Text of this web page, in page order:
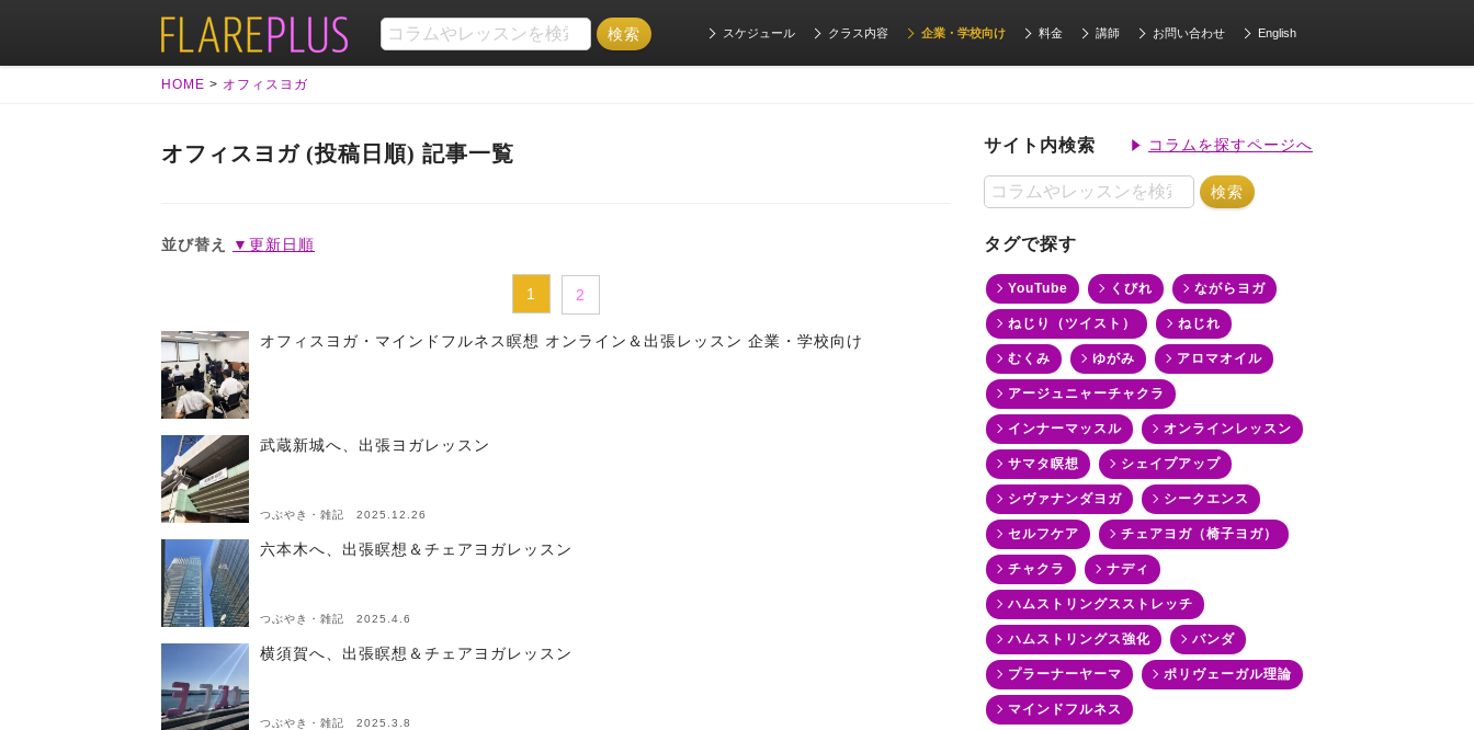
スケジュール クラス内容 企業・学校向け 料金 講師 お問い合わせ English
HOME > オフィスヨガ
オフィスヨガ (投稿日順) 記事一覧
並び替え ▼更新日順
1 2
オフィスヨガ・マインドフルネス瞑想 オンライン＆出張レッスン 企業・学校向け
武蔵新城へ、出張ヨガレッスン
つぶやき・雑記 2025.12.26
六本木へ、出張瞑想＆チェアヨガレッスン
つぶやき・雑記 2025.4.6
横須賀へ、出張瞑想＆チェアヨガレッスン
つぶやき・雑記 2025.3.8
サイト内検索 コラムを探すページへ
タグで探す
YouTube くびれ ながらヨガ
ねじり（ツイスト） ねじれ
むくみ ゆがみ アロマオイル
アージュニャーチャクラ
インナーマッスル オンラインレッスン
サマタ瞑想 シェイプアップ
シヴァナンダヨガ シークエンス
セルフケア チェアヨガ（椅子ヨガ）
チャクラ ナディ
ハムストリングスストレッチ
ハムストリングス強化 バンダ
プラーナーヤーマ ポリヴェーガル理論
マインドフルネス